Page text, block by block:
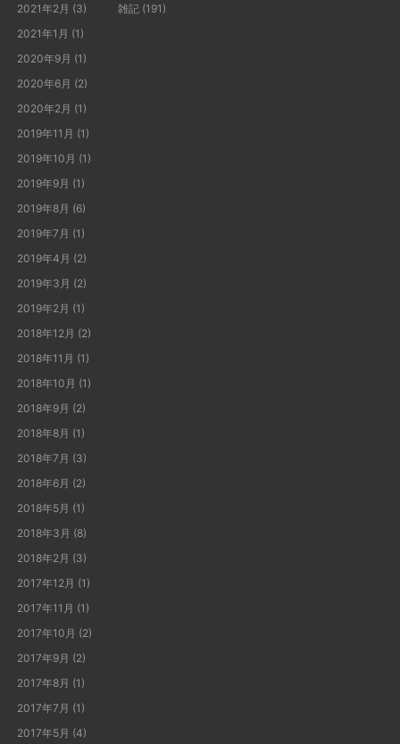
2021年2月 (3)
2021年1月 (1)
2020年9月 (1)
2020年6月 (2)
2020年2月 (1)
2019年11月 (1)
2019年10月 (1)
2019年9月 (1)
2019年8月 (6)
2019年7月 (1)
2019年4月 (2)
2019年3月 (2)
2019年2月 (1)
2018年12月 (2)
2018年11月 (1)
2018年10月 (1)
2018年9月 (2)
2018年8月 (1)
2018年7月 (3)
2018年6月 (2)
2018年5月 (1)
2018年3月 (8)
2018年2月 (3)
2017年12月 (1)
2017年11月 (1)
2017年10月 (2)
2017年9月 (2)
2017年8月 (1)
2017年7月 (1)
2017年5月 (4)
雑記(191)